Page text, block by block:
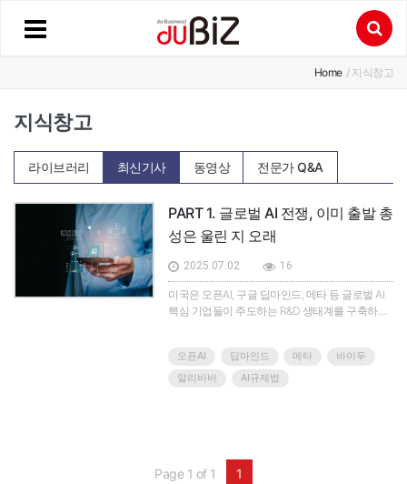
Home / 지식창고
지식창고
라이브러리 최신기사 동영상 전문가 Q&A
PART 1. 글로벌 AI 전쟁, 이미 출발 총
성은 울린 지 오래
2025.07.02 16
미국은 오픈AI, 구글 딥마인드, 메타 등 글로벌 AI
핵심 기업들이 주도하는 R&D 생태계를 구축하며
은 국가 안보와 산업 성장을 동시에 이끄는 기반이
되고 있다. 반면 중국은 '차세대 AI 발전 계획'을 통
어가고 있다. 이미 AI 논문 수, 특허 출원, 투자 유치
등 수치적 지표에서도 이 두 국가가 앞서고 있다.
오픈AI 딥마인드 메타
바이두
알리바바
AI규제법
Page 1 of 1 1